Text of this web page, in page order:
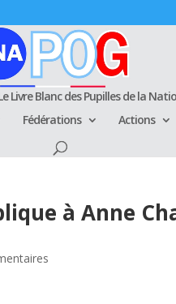
Livre Blanc des Pupilles de la
Fédérations Actions
à Anne